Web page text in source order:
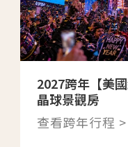
2027跨年【美
晶球景觀房
查看跨年行程 >